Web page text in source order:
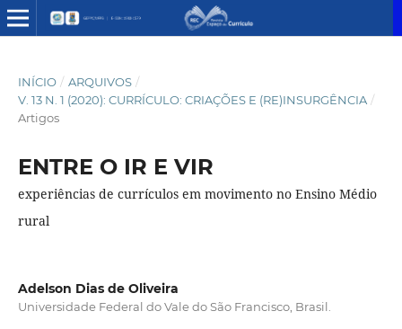
INÍCIO / ARQUIVOS /
V. 13 N. 1 (2020): CURRÍCULO: CRIAÇÕES E (RE)INSURGÊNCIA /
Artigos
ENTRE O IR E VIR
experiências de currículos em movimento no Ensino Médio
rural
Adelson Dias de Oliveira
Universidade Federal do Vale do São Francisco, Brasil.